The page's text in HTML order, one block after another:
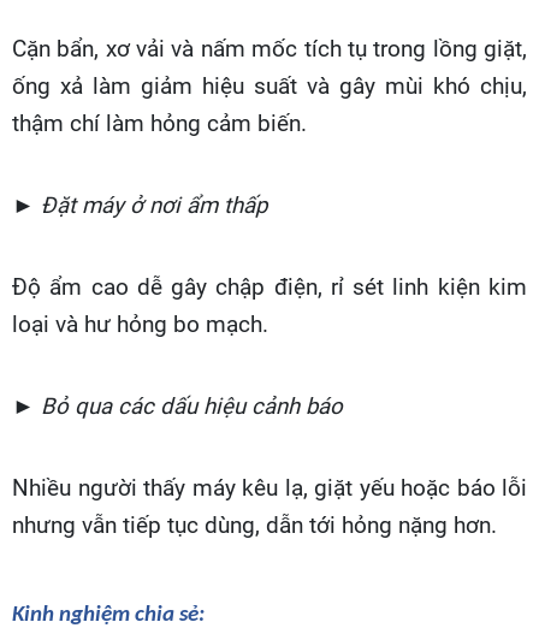
Cặn bẩn, xơ vải và nấm mốc tích tụ trong lồng giặt,
ống xả làm giảm hiệu suất và gây mùi khó chịu,
thậm chí làm hỏng cảm biến.
► Đặt máy ở nơi ẩm thấp
Độ ẩm cao dễ gây chập điện, rỉ sét linh kiện kim
loại và hư hỏng bo mạch.
► Bỏ qua các dấu hiệu cảnh báo
Nhiều người thấy máy kêu lạ, giặt yếu hoặc báo lỗi
nhưng vẫn tiếp tục dùng, dẫn tới hỏng nặng hơn.
Kinh nghiệm chia sẻ: